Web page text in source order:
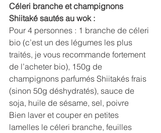
Céleri branche et champignons
Shiitaké sautés au wok :
Pour 4 personnes : 1 branche de céleri
bio (c’est un des légumes les plus
traités, je vous recommande fortement
de l’acheter bio), 150g de
champignons parfumés Shiitakés frais
(sinon 50g déshydratés), sauce de
soja, huile de sésame, sel, poivre
Bien laver et couper en petites
lamelles le céleri branche, feuilles